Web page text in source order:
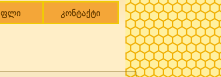
კონტაქტი